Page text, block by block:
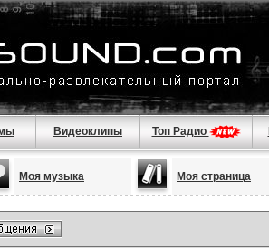
Видеоклипы Топ Радио
Моя музыка Моя страница